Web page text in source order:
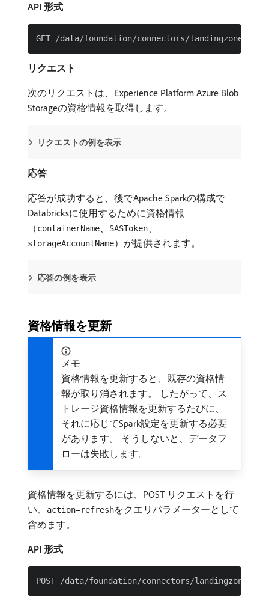
API 形式
リクエスト
次のリクエストは、Experience Platform Azure Blob
Storageの資格情報を取得します。
リクエストの例を表示
応答
応答が成功すると、後でApache Sparkの構成で
Databricksに使用するために資格情報
（containerName、 SASToken、
storageAccountName）が提供されます。
応答の例を表示
資格情報を更新
メモ
資格情報を更新すると、既存の資格情
報が取り消されます。 したがって、ス
トレージ資格情報を更新するたびに、
それに応じてSpark設定を更新する必要
があります。 そうしないと、データフ
ローは失敗します。
資格情報を更新するには、POST リクエストを行
い、
action=refreshをクエリパラメーターとして
含めます。
API 形式